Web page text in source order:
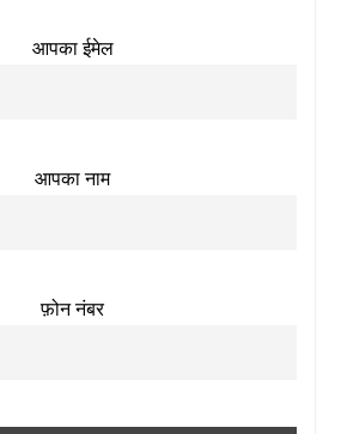
आपका ईमेल
आपका नाम
फ़ोन नंबर